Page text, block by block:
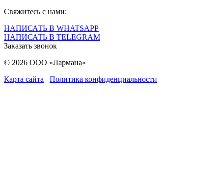
Свяжитесь с нами:
НАПИСАТЬ В WHATSAPP
НАПИСАТЬ В TELEGRAM
Заказать звонок
© 2026 ООО «Лармана»
Карта сайта
Политика конфиденциальности